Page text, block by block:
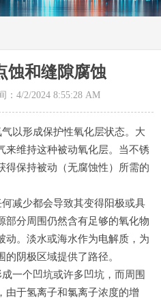
蚀和缝隙腐蚀
4/2/2024 8:55:28 AM
以形成保护性氧化层状态。大
来维持这种被动氧化层。当不锈
得保持被动 （无腐蚀性）所需的
减少都会导致其变得阳极或具
部分周围仍然含有足够的氧化物
动。淡水或海水作为电解质，为
阴极区域提供了路径。
一个凹坑或许多凹坑，而周围
由于氢离子和氯离子浓度的增